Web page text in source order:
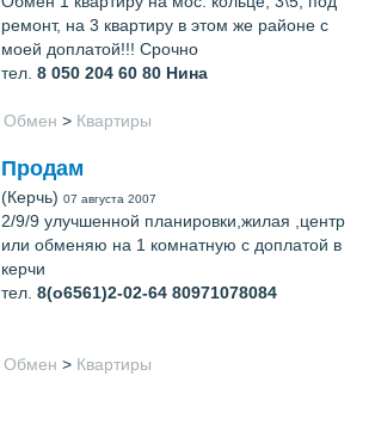
ремонт, на 3 квартиру в этом же районе с
моей доплатой!!! Срочно
тел. 8 050 204 60 80 Нина
Обмен > Квартиры
Продам
(Керчь) 07 августа 2007
2/9/9 улучшенной планировки,жилая ,центр
или обменяю на 1 комнатную с доплатой в
керчи
тел. 8(о6561)2-02-64 80971078084
Обмен > Квартиры